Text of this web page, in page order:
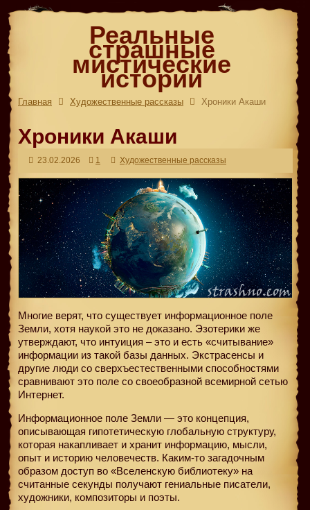
Реальные
страшные
мистические
истории
Главная Художественные рассказы Хроники Акаши
Хроники Акаши
23.02.2026 1 Художественные рассказы
Многие верят, что существует информационное поле
Земли, хотя наукой это не доказано. Эзотерики же
утверждают, что интуиция – это и есть «считывание»
информации из такой базы данных. Экстрасенсы и
другие люди со сверхъестественными способностями
сравнивают это поле со своеобразной всемирной сетью
Интернет.
Информационное поле Земли — это концепция,
описывающая гипотетическую глобальную структуру,
которая накапливает и хранит информацию, мысли,
опыт и историю человечеств. Каким-то загадочным
образом доступ во «Вселенскую библиотеку» на
считанные секунды получают гениальные писатели,
художники, композиторы и поэты.